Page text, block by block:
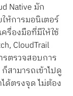
Native มัก
ห้การมอนิเตอร์
รื่องมือที่มีให้ใช้
CloudTrail
รตรวจสอบการ
สามารถเข้าไปดู
ด้ตรงจุด ไม่ต้อง